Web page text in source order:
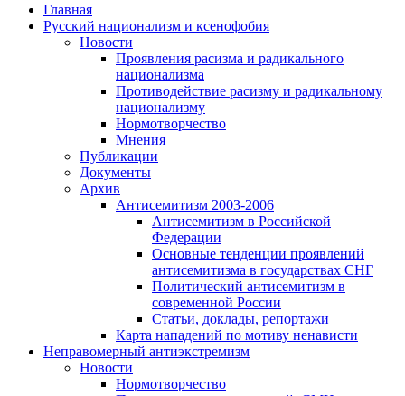
Главная
Русский национализм и ксенофобия
Новости
Проявления расизма и радикального
национализма
Противодействие расизму и радикальному
национализму
Нормотворчество
Мнения
Публикации
Документы
Архив
Антисемитизм 2003-2006
Антисемитизм в Российской
Федерации
Основные тенденции проявлений
антисемитизма в государствах СНГ
Политический антисемитизм в
современной России
Статьи, доклады, репортажи
Карта нападений по мотиву ненависти
Неправомерный антиэкстремизм
Новости
Нормотворчество